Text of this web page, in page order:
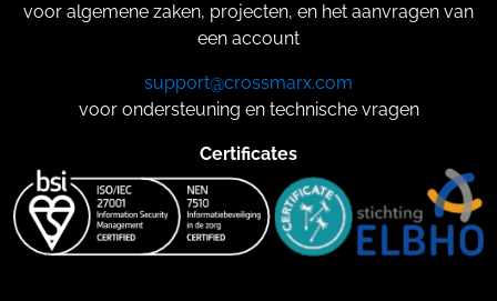
voor algemene zaken, projecten, en het aanvragen van
een account
support@crossmarx.com
voor ondersteuning en technische vragen
Certificates